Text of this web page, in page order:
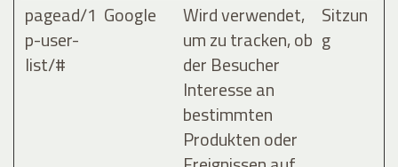
pagead/1
p-user-
list/#
Google
Wird verwendet,
um zu tracken, ob
der Besucher
Interesse an
bestimmten
Produkten oder
Sitzun
g